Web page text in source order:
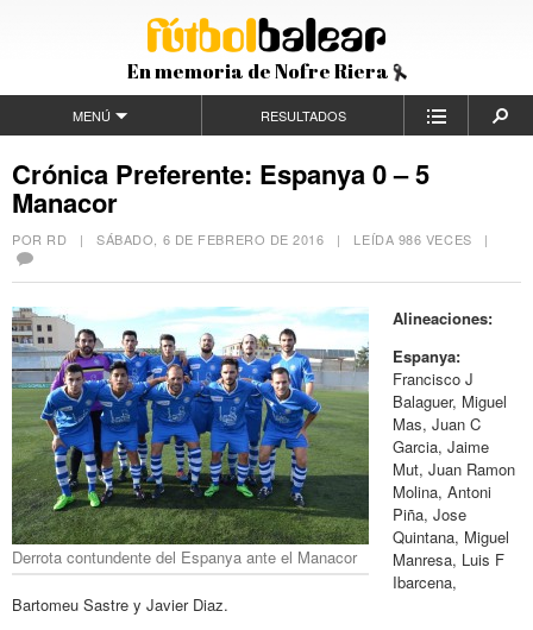
En memoria de Nofre Riera
MENÚ RESULTADOS
Crónica Preferente: Espanya 0 – 5
Manacor
POR RD |SÁBADO, 6 DE FEBRERO DE 2016 | LEÍDA 986 VECES |
Derrota contundente del Espanya ante el Manacor
Alineaciones:
Espanya:
Francisco J
Balaguer, Miguel
Mas, Juan C
Garcia, Jaime
Mut, Juan Ramon
Molina, Antoni
Piña, Jose
Quintana, Miguel
Manresa, Luis F
Ibarcena,
Bartomeu Sastre y Javier Diaz.